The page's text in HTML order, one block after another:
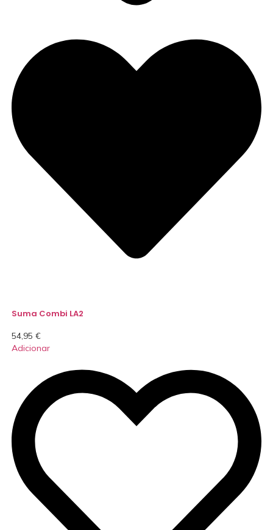
Suma Combi LA2
54,95 €
Adicionar